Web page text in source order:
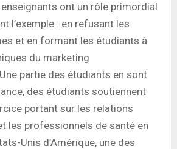
ont un rôle primordial
l’exemple : en refusant les
et en formant les étudiants à
du marketing
partie des étudiants en sont
des étudiants soutiennent
portant sur les relations
les professionnels de santé en
Unis d’Amérique, une des